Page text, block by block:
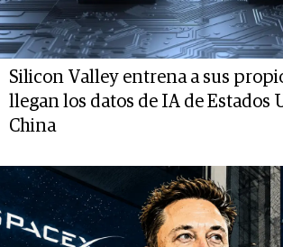
Silicon Valley entrena a sus
llegan los datos de IA de Estados
China